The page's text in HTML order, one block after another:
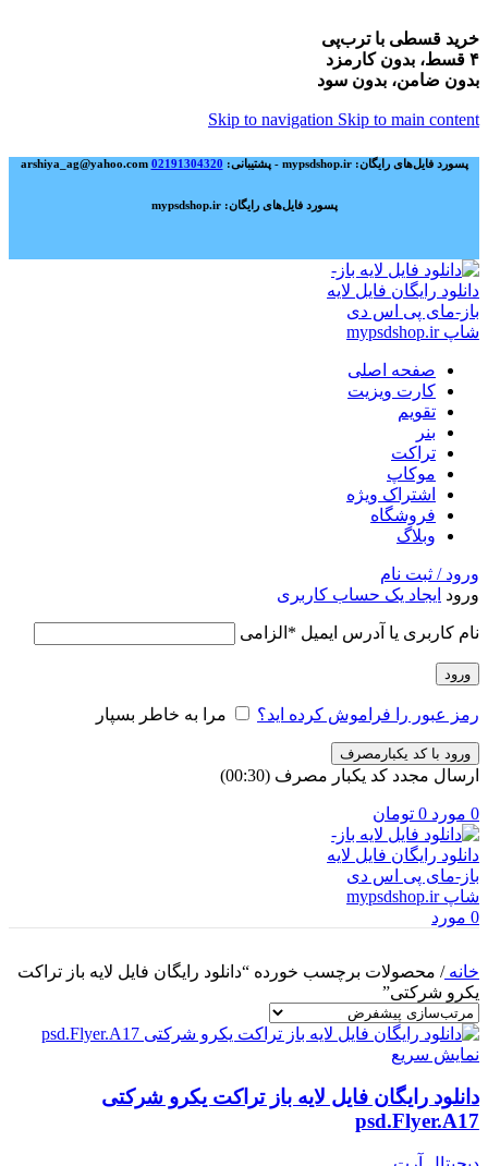
خرید قسطی با ترب‌پی
۴ قسط، بدون کارمزد
بدون ضامن، بدون سود
Skip to navigation Skip to main content
پسورد فایل‌های رایگان: mypsdshop.ir - پشتیبانی: arshiya_ag@yahoo.com 02191304320
پسورد فایل‌های رایگان: mypsdshop.ir
صفحه اصلی
کارت ویزیت
تقویم
بنر
تراکت
موکاپ
اشتراک ویژه
فروشگاه
وبلاگ
ورود / ثبت نام
ورود ایجاد یک حساب کاربری
نام کاربری یا آدرس ایمیل * الزامی
ورود
رمز عبور را فراموش کرده اید؟ مرا به خاطر بسپار
ورود با کد یکبارمصرف
ارسال مجدد کد یکبار مصرف (00:
30
)
0 مورد 0 تومان
0 مورد
خانه/ محصولات برچسب خورده “دانلود رایگان فایل لایه باز تراکت
یکرو شرکتی”
نمایش سریع
دانلود رایگان فایل لایه باز تراکت یکرو شرکتی
psd.Flyer.A17